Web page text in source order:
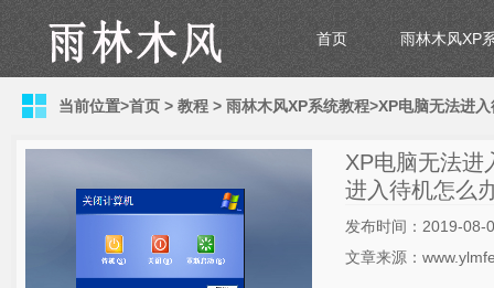
首页 雨林木风XP
当前位置>首页 > 教程 > 雨林木风XP系统教程>XP电脑无法进
XP电脑无法进
进入待机怎么
发布时间：2019-08-
文章来源：